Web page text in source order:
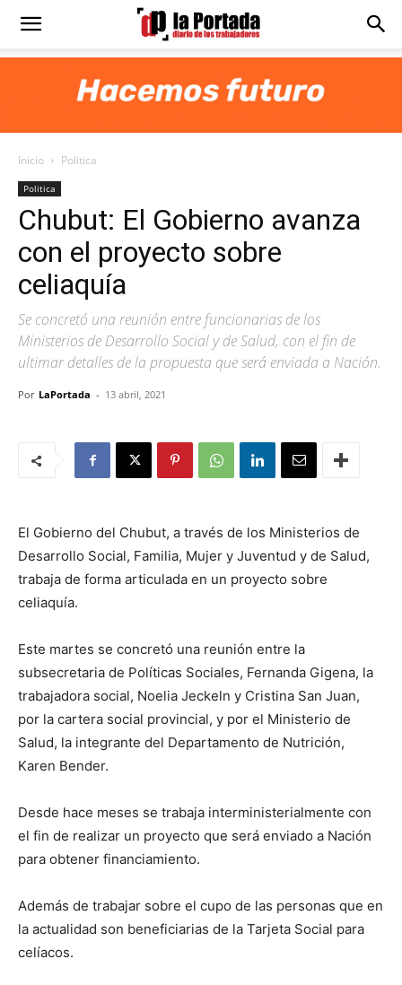
Diario
Portada
Inicio Politica
Politica
Chubut: El Gobierno avanza
con el proyecto sobre
celiaquía
Se concretó una reunión entre funcionarias de los
Ministerios de Desarrollo Social y de Salud, con el fin de
ultimar detalles de la propuesta que será enviada a Nación.
Por LaPortada - 13 abril, 2021
El Gobierno del Chubut, a través de los Ministerios de
Desarrollo Social, Familia, Mujer y Juventud y de Salud,
trabaja de forma articulada en un proyecto sobre
celiaquía.
Este martes se concretó una reunión entre la
subsecretaria de Políticas Sociales, Fernanda Gigena, la
trabajadora social, Noelia Jeckeln y Cristina San Juan,
por la cartera social provincial, y por el Ministerio de
Salud, la integrante del Departamento de Nutrición,
Karen Bender.
Desde hace meses se trabaja interministerialmente con
el fin de realizar un proyecto que será enviado a Nación
para obtener financiamiento.
Además de trabajar sobre el cupo de las personas que en
la actualidad son beneficiarias de la Tarjeta Social para
celíacos.